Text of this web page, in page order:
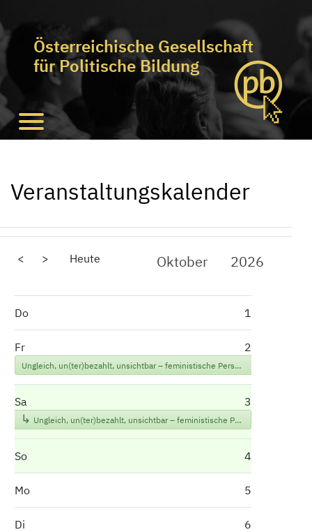
Österreichische Gesellschaft
für Politische Bildung
Veranstaltungskalender
< > Heute Oktober 2026
Do 1
Fr 2
Ungleich, un(ter)bezahlt, unsichtbar – feministische Perspektiven auf Arbeit
Sa 3
Ungleich, un(ter)bezahlt, unsichtbar – feministische Perspektiven auf Arbeit
So 4
Mo 5
Di 6